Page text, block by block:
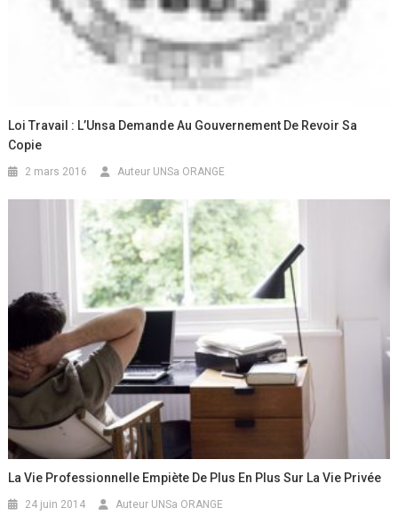
Loi Travail : L’Unsa Demande Au Gouvernement De Revoir Sa
Copie
2 mars 2016 Auteur UNSa ORANGE
La Vie Professionnelle Empiète De Plus En Plus Sur La Vie Privée
24 juin 2014 Auteur UNSa ORANGE